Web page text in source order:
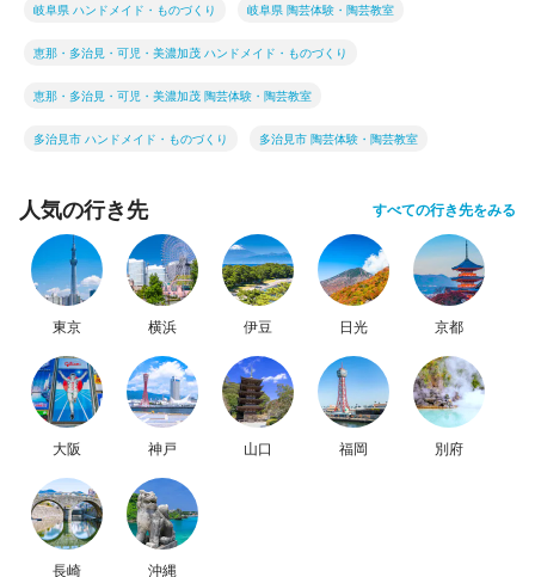
岐阜県 ハンドメイド・ものづくり 岐阜県 陶芸体験・陶芸教室
恵那・多治見・可児・美濃加茂 ハンドメイド・ものづくり
恵那・多治見・可児・美濃加茂 陶芸体験・陶芸教室
多治見市 ハンドメイド・ものづくり 多治見市 陶芸体験・陶芸教室
人気の行き先 すべての行き先をみる
東京 横浜 伊豆 日光 京都
大阪 神戸 山口 福岡 別府
長崎 沖縄